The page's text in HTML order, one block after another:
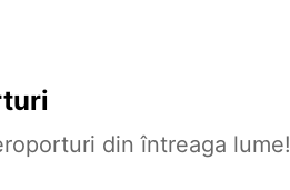
din întreaga lume!